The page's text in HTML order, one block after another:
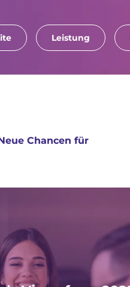
Leistung
Chancen für